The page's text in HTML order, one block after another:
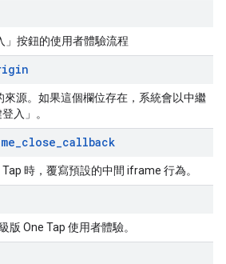
」按鈕的使用者體驗流程
源。如果這個欄位存在，系統會以中繼
入」。
_close_callback
時，覆寫預設的中間 iframe 行為。
版 One Tap 使用者體驗。